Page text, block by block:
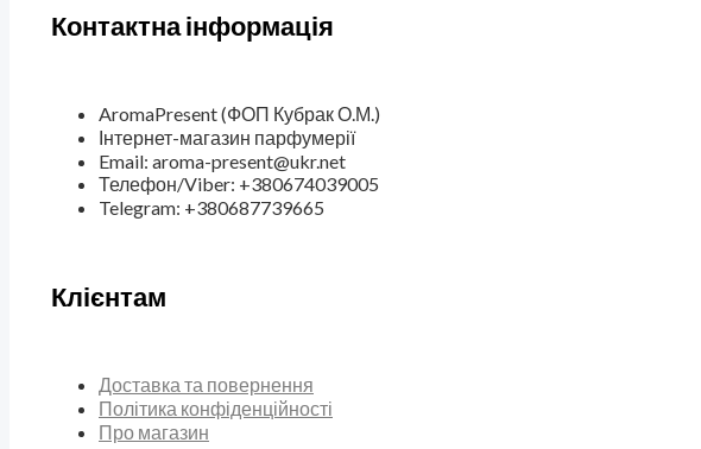
Контактна інформація
AromaPresent (ФОП Кубрак О.М.)
Інтернет-магазин парфумерії
Email: aroma-present@ukr.net
Телефон/Viber: +380674039005
Telegram: +380687739665
Клієнтам
Доставка та повернення
Політика конфіденційності
Про магазин